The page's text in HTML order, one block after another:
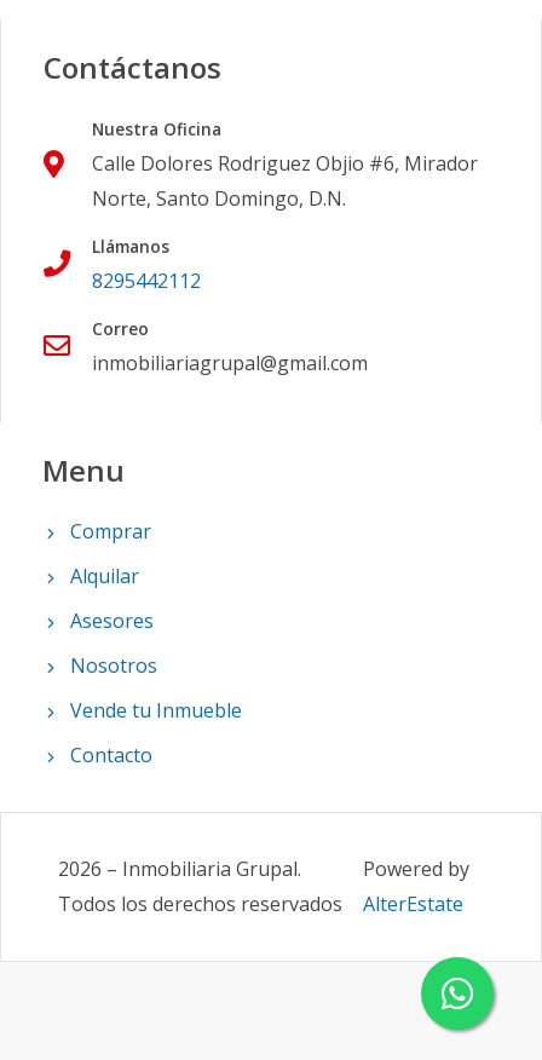
Contáctanos
Nuestra Oficina
Calle Dolores Rodriguez Objio #6, Mirador
Norte, Santo Domingo, D.N.
Llámanos
8295442112
Correo
inmobiliariagrupal@gmail.com
Menu
Comprar
Alquilar
Asesores
Nosotros
Vende tu Inmueble
Contacto
2026 – Inmobiliaria Grupal.
Todos los derechos reservados
Powered by
AlterEstate